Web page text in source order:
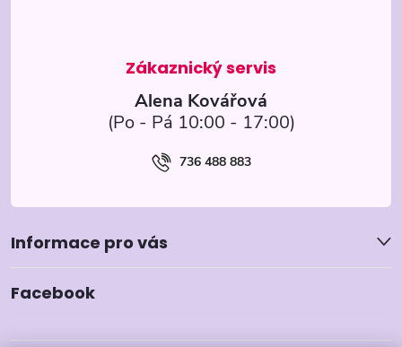
Alena Kovářová
736 488 883
Informace pro vás
Facebook